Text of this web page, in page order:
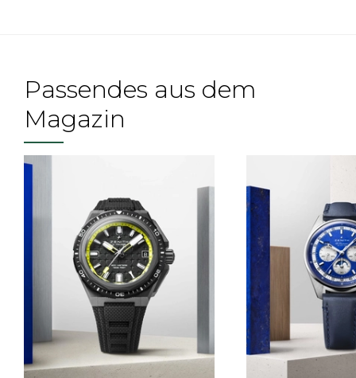
Passendes aus dem
Magazin